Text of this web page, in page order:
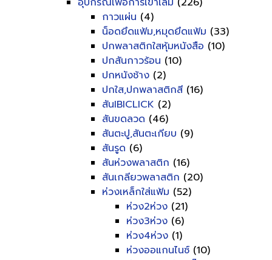
กาวแผ่น (4)
น็อดยึดแฟ้ม,หมุดยึดแฟ้ม (33)
ปกพลาสติกใสหุ้มหนังสือ (10)
ปกสันกาวร้อน (10)
ปกหนังช้าง (2)
ปกใส,ปกพลาสติกสี (16)
สันIBICLICK (2)
สันขดลวด (46)
สันตะปู,สันตะเกียบ (9)
สันรูด (6)
สันห่วงพลาสติก (16)
สันเกลียวพลาสติก (20)
ห่วงเหล็กใส่แฟ้ม (52)
ห่วง2ห่วง (21)
ห่วง3ห่วง (6)
ห่วง4ห่วง (1)
ห่วงออแกนไนซ์ (10)